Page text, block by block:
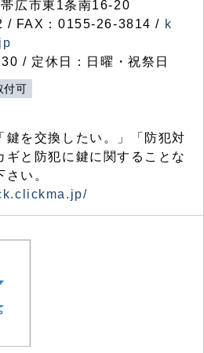
広市東1条南16-20
/ FAX：0155-26-3814 / k
/ 定休日：日曜・祝祭日
付可
鍵を交換したい。」「防犯対
ギと防犯に鍵に関することな
い。